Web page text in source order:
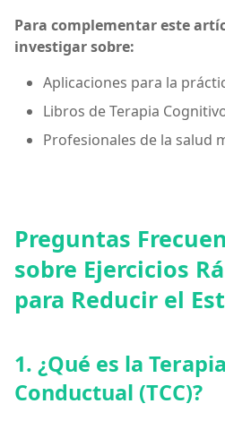
Para complementar este
investigar sobre:
Aplicaciones para la
Libros de Terapia
Profesionales de la salud
Preguntas
sobre Ejercicios
para Reducir el
1. ¿Qué es la
Conductual (TCC)?